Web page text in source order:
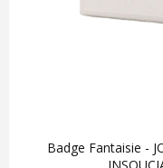
Badge Fantaisie -